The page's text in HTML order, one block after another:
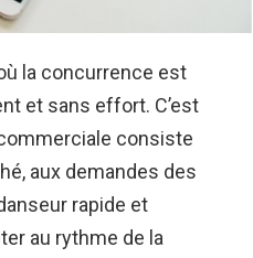
la concurrence est
et sans effort. C’est
consiste
aux demandes des
rapide et
au rythme de la